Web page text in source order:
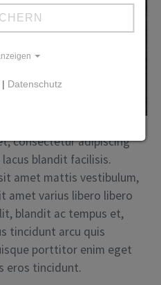
consectetur adipiscing
blandit facilisis.
amet mattis vestibulum,
amet varius libero libero
blandit ac tempus et,
tincidunt arcu quis
porttitor enim eget
eros tincidunt.
| Datenschutz